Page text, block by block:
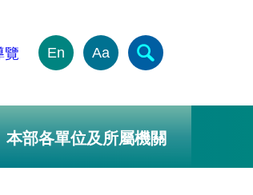
覽 En Aa
本部各單位及所屬機關